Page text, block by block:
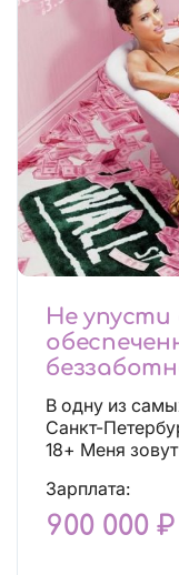
Не упусти
будет уже
Лучшие
В одну из
Санкт-
18+ Меня
Зарплата:
900 000 ₽